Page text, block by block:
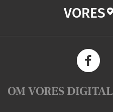
VORES
OM VORES DIGITAL